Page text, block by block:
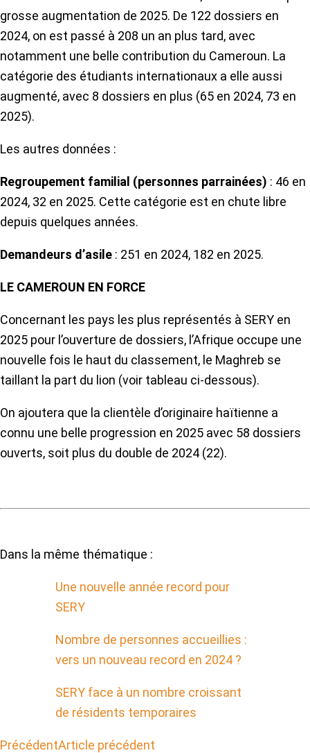
grosse augmentation de 2025. De 122 dossiers en
2024, on est passé à 208 un an plus tard, avec
notamment une belle contribution du Cameroun. La
catégorie des étudiants internationaux a elle aussi
augmenté, avec 8 dossiers en plus (65 en 2024, 73 en
2025).
Les autres données :
Regroupement familial (personnes parrainées) : 46 en
2024, 32 en 2025. Cette catégorie est en chute libre
depuis quelques années.
Demandeurs d’asile : 251 en 2024, 182 en 2025.
LE CAMEROUN EN FORCE
Concernant les pays les plus représentés à SERY en
2025 pour l’ouverture de dossiers, l’Afrique occupe une
nouvelle fois le haut du classement, le Maghreb se
taillant la part du lion (voir tableau ci-dessous).
On ajoutera que la clientèle d’originaire haïtienne a
connu une belle progression en 2025 avec 58 dossiers
ouverts, soit plus du double de 2024 (22).
Dans la même thématique :
Une nouvelle année record pour
SERY
Nombre de personnes accueillies :
vers un nouveau record en 2024 ?
SERY face à un nombre croissant
de résidents temporaires
PrécédentArticle précédent